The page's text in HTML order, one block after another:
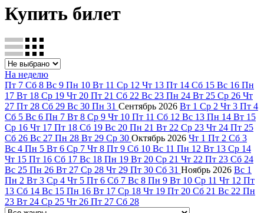
Купить билет
На неделю
Пт 7 Сб 8 Вс 9 Пн 10 Вт 11 Ср 12 Чт 13 Пт 14 Сб 15 Вс 16 Пн
17 Вт 18 Ср 19 Чт 20 Пт 21 Сб 22 Вс 23 Пн 24 Вт 25 Ср 26 Чт
27 Пт 28 Сб 29 Вс 30 Пн 31 Сентябрь 2026 Вт 1 Ср 2 Чт 3 Пт 4
Сб 5 Вс 6 Пн 7 Вт 8 Ср 9 Чт 10 Пт 11 Сб 12 Вс 13 Пн 14 Вт 15
Ср 16 Чт 17 Пт 18 Сб 19 Вс 20 Пн 21 Вт 22 Ср 23 Чт 24 Пт 25
Сб 26 Вс 27 Пн 28 Вт 29 Ср 30 Октябрь 2026 Чт 1 Пт 2 Сб 3
Вс 4 Пн 5 Вт 6 Ср 7 Чт 8 Пт 9 Сб 10 Вс 11 Пн 12 Вт 13 Ср 14
Чт 15 Пт 16 Сб 17 Вс 18 Пн 19 Вт 20 Ср 21 Чт 22 Пт 23 Сб 24
Вс 25 Пн 26 Вт 27 Ср 28 Чт 29 Пт 30 Сб 31 Ноябрь 2026 Вс 1
Пн 2 Вт 3 Ср 4 Чт 5 Пт 6 Сб 7 Вс 8 Пн 9 Вт 10 Ср 11 Чт 12 Пт
13 Сб 14 Вс 15 Пн 16 Вт 17 Ср 18 Чт 19 Пт 20 Сб 21 Вс 22 Пн
23 Вт 24 Ср 25 Чт 26 Пт 27 Сб 28